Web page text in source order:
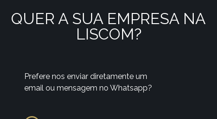
QUER A SUA EMPRESA NA
LISCOM?
Prefere nos enviar diretamente um
email ou mensagem no Whatsapp?